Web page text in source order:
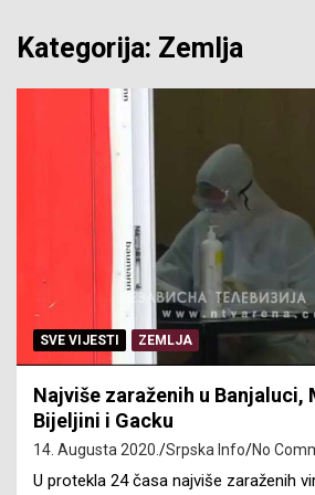
Kategorija: Zemlja
SVE VIJESTI ZEMLJA
Najviše zaraženih u Banjaluci,
Bijeljini i Gacku
14. Augusta 2020. Srpska Info No
U protekla 24 časa najviše zaraženih